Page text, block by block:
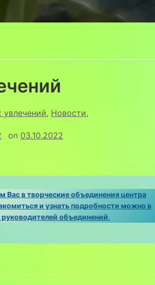
, Новости,
on 03.10.2022
Вас в творческие объединения центра
и узнать подробности можно в
руководителей объединений.